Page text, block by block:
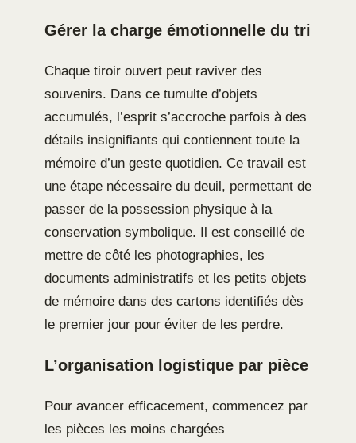
Gérer la charge émotionnelle du tri
Chaque tiroir ouvert peut raviver des
souvenirs. Dans ce tumulte d’objets
accumulés, l’esprit s’accroche parfois à des
détails insignifiants qui contiennent toute la
mémoire d’un geste quotidien. Ce travail est
une étape nécessaire du deuil, permettant de
passer de la possession physique à la
conservation symbolique. Il est conseillé de
mettre de côté les photographies, les
documents administratifs et les petits objets
de mémoire dans des cartons identifiés dès
le premier jour pour éviter de les perdre.
L’organisation logistique par pièce
Pour avancer efficacement, commencez par
les pièces les moins chargées